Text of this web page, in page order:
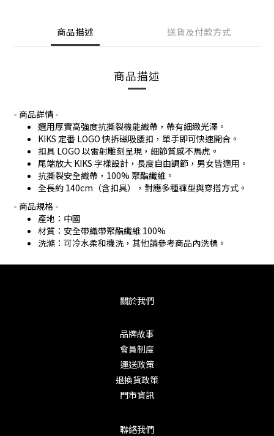
商品描述 送貨及付款方式
商品描述
- 商品詳情 -
選用厚實高強度抗撕裂機能織帶，帶有細緻光澤。
KIKS 定番 LOGO 快拆磁吸腰扣，單手即可快速開合。
扣具 LOGO 以雷射雕刻呈現，細節質感不馬虎。
尾端放大 KIKS 字樣設計，長度自由調節，男女皆適用。
抗撕裂安全織帶，100% 聚酯纖維。
全長約 140cm（含扣具），對應多種褲型與穿搭方式。
- 商品規格 -
產地：中國
材質：安全帶織帶聚酯纖維 100%
洗滌：可冷水柔和機洗，其他請參考商品內洗標。
關於我們
品牌故事
會員制度
運送政策
退換貨政策
門市資訊
聯絡我們